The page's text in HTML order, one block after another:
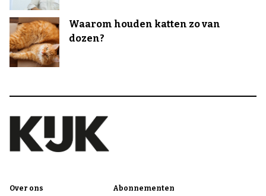
Waarom houden katten zo van
dozen?
Over ons Abonnementen